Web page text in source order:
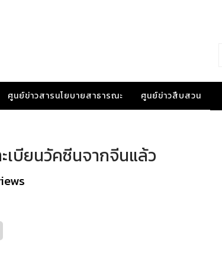
ศูนย์ข่าวสารนโยบายสาธารณะ ศูนย์ข่าวสืบสวน
เบียนวัคซีนจากจีนแล้ว